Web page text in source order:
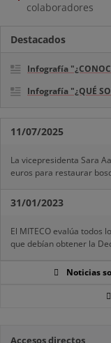
colaboradores
Destacados
Infografía
Infografía "¿QUÉ
11/07/2025
La vicepresidenta Sara
euros para restaurar
31/01/2023
El MITECO evalúa todos
que debían obtener la
Noticias
Accesos directos